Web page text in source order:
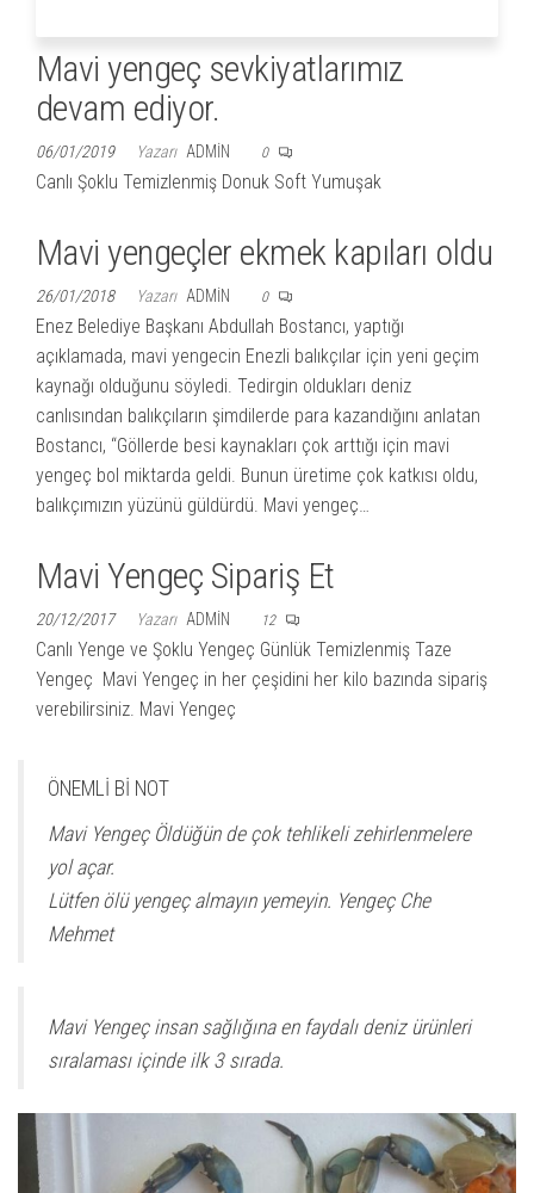
Mavi yengeç sevkiyatlarımız
devam ediyor.
06/01/2019 Yazarı ADMIN 0
Canlı Şoklu Temizlenmiş Donuk Soft Yumuşak
Mavi yengeçler ekmek kapıları oldu
26/01/2018 Yazarı ADMIN 0
Enez Belediye Başkanı Abdullah Bostancı, yaptığı
açıklamada, mavi yengecin Enezli balıkçılar için yeni geçim
kaynağı olduğunu söyledi. Tedirgin oldukları deniz
canlısından balıkçıların şimdilerde para kazandığını anlatan
Bostancı, “Göllerde besi kaynakları çok arttığı için mavi
yengeç bol miktarda geldi. Bunun üretime çok katkısı oldu,
balıkçımızın yüzünü güldürdü. Mavi yengeç…
Mavi Yengeç Sipariş Et
20/12/2017 Yazarı ADMIN 12
Canlı Yenge ve Şoklu Yengeç Günlük Temizlenmiş Taze
Yengeç Mavi Yengeç in her çeşidini her kilo bazında sipariş
verebilirsiniz. Mavi Yengeç
ÖNEMLİ Bİ NOT
Mavi Yengeç Öldüğün de çok tehlikeli zehirlenmelere
yol açar.
Lütfen ölü yengeç almayın yemeyin. Yengeç Che
Mehmet
Mavi Yengeç insan sağlığına en faydalı deniz ürünleri
sıralaması içinde ilk 3 sırada.